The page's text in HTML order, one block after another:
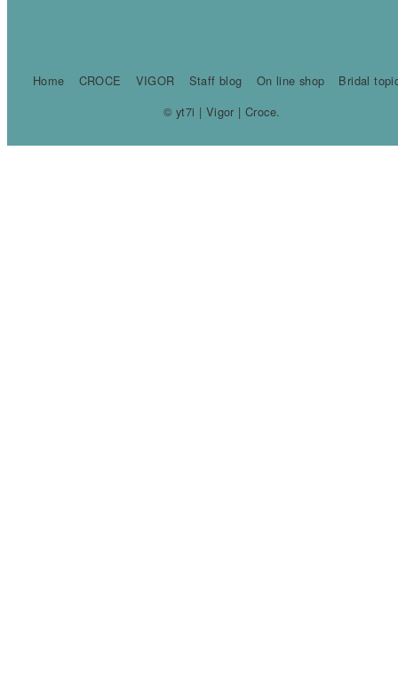
Home CROCE VIGOR Staff blog On line shop
Bridal
© yt7i | Vigor | Croce.